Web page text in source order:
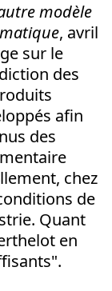
modèle
, avril
sur le
des
afin
des
chez
de
Quant
en